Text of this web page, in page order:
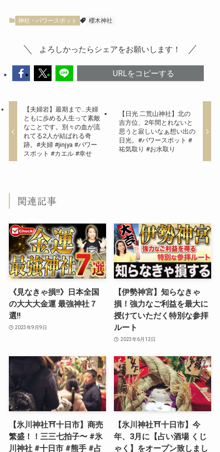
神社・パワースポット 櫻木神社
よろしかったらシェアをお願いします！
URLをコピーする
【夫婦岩】最期まで…夫婦
ともに歩める人生って素敵
なことです。別々の血が流
れてる2人が結ばれる奇
跡。#夫婦 #jinjya #パワー
スポット #カエル #幸せ
【日光 二荒山神社】北の
吉方位、2年間とれないと
思うと寂しいなぁ想い出の
日光。#パワースポット #
祐気取り #お水取り
関連記事
《見なきゃ損‼︎》日本全国
の大大大金運 最強神社７
選‼︎
2023年9月9日
【伊勢神宮】知らなきゃ
損！強力なご利益を最大に
授けていただく特別な参拝
ルート
2023年6月12日
【氷川神社⛩十日市】商売
繁盛！！三三七拍子〜 #氷
川神社 #十日市 #熊手 #占
【氷川神社⛩十日市】今
年、3月に【占い酒場 くじ
ゃく】をオープン致しまし